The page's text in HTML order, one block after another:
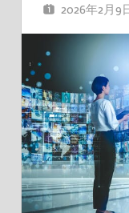
2026年2月9